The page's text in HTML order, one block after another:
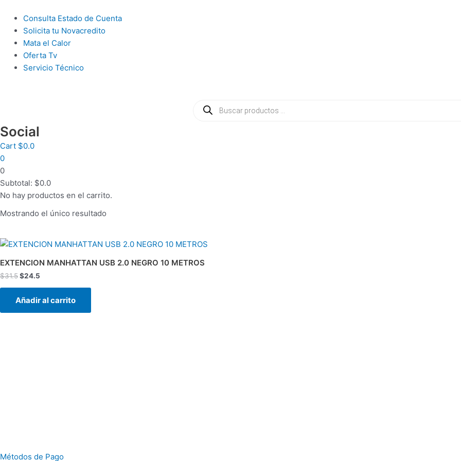
contenido
Main
Menu
Consulta Estado de Cuenta
Solicita tu Novacredito
Mata el Calor
Oferta Tv
Servicio Técnico
productos
Social
Cart $0.0
0
0
Subtotal: $0.0
No hay productos en el carrito.
Mostrando el único resultado
EXTENCION MANHATTAN USB 2.0 NEGRO 10 METROS
$31.5
El
original
era:
$31.5.
$24.5
El
actual
es:
Añadir al carrito
Métodos de Pago